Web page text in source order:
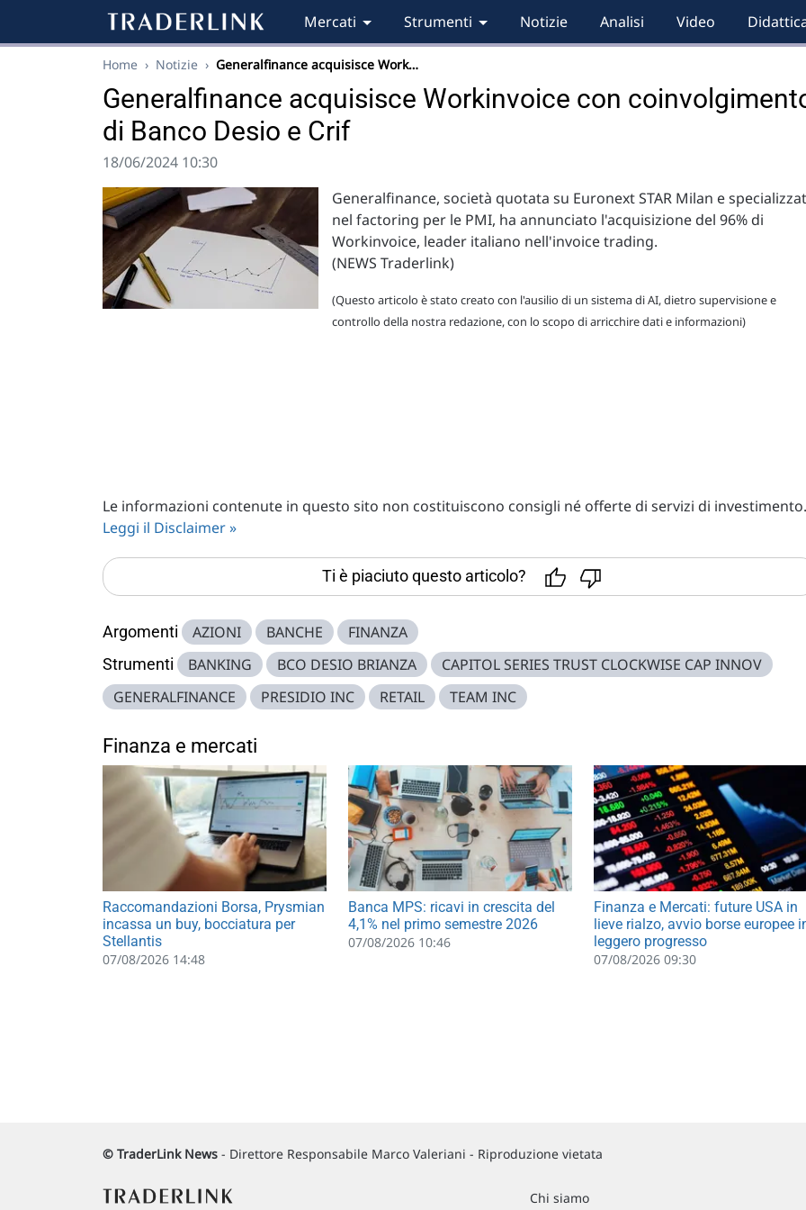
Mercati Strumenti Notizie Analisi Video
Home › Notizie › Generalfinance acquisisce Work…
Generalfinance acquisisce Workinvoice con
di Banco Desio e Crif
18/06/2024 10:30
Generalfinance, società quotata su Euronext STAR Milan e
nel factoring per le PMI, ha annunciato l'acquisizione del 96% di
Workinvoice, leader italiano nell'invoice trading.
(NEWS Traderlink)
(Questo articolo è stato creato con l'ausilio di un sistema di AI, dietro supervisione e
controllo della nostra redazione, con lo scopo di arricchire dati e informazioni)
Le informazioni contenute in questo sito non costituiscono consigli né offerte di servizi di investimento.
Leggi il Disclaimer »
Ti è piaciuto questo articolo?
Argomenti AZIONI BANCHE FINANZA
Strumenti BANKING BCO DESIO BRIANZA
CAPITOL SERIES TRUST CLOCKWISE CAP INNOV
GENERALFINANCE
PRESIDIO INC RETAIL TEAM INC
Finanza e mercati
Raccomandazioni Borsa, Prysmian
incassa un buy, bocciatura per
Stellantis
07/08/2026 14:48
Banca MPS: ricavi in crescita del
4,1% nel primo semestre 2026
07/08/2026 10:46
Finanza e Mercati: future USA in
lieve rialzo, avvio borse europee
leggero progresso
07/08/2026 09:30
© TraderLink News - Direttore Responsabile Marco Valeriani - Riproduzione vietata
Chi siamo